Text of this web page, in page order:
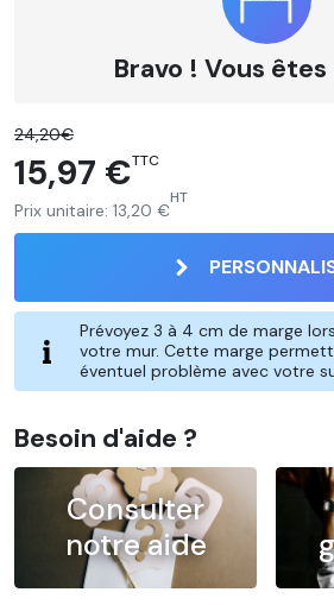
Bravo ! Vous
24,20€
15,97 €TTC
Prix unitaire: 13,20 €
HT
Prévoyez 3 à 4 cm de marge
votre mur. Cette marge
éventuel problème avec votre
Besoin d'aide ?
Consulter
notre aide